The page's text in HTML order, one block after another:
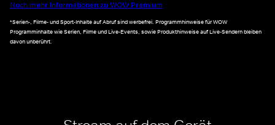
Noch mehr Informationen zu WOW Premium
*Serien-, Filme- und Sport-Inhalte auf Abruf sind werbefrei. Programmhinweise für WOW
Programminhalte wie Serien, Filme und Live-Events, sowie Produkthinweise auf Live-Sendern bleiben
davon unberührt.